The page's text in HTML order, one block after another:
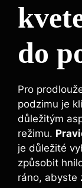
do
Pro
podzimu je
důležitým
režimu.
je důležité
způsobit
ráno, abyste